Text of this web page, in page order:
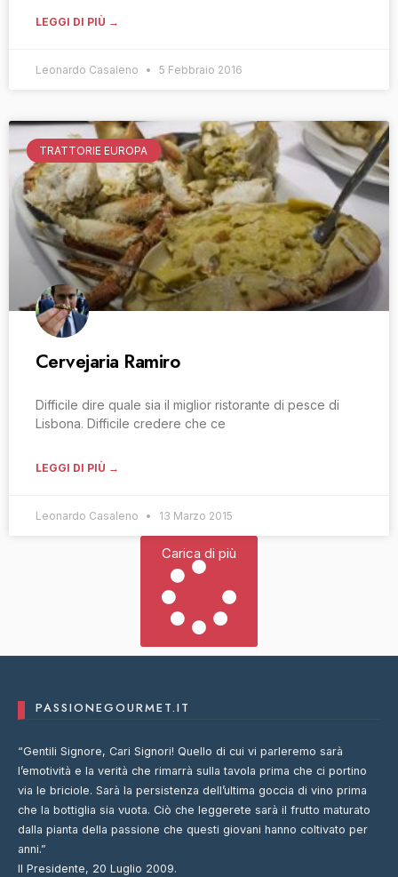
LEGGI DI PIÙ →
Leonardo Casaleno 5 Febbraio 2016
TRATTORIE EUROPA
Cervejaria Ramiro
Difficile dire quale sia il miglior ristorante di pesce di
Lisbona. Difficile credere che ce
LEGGI DI PIÙ →
Leonardo Casaleno 13 Marzo 2015
Carica di più
PASSIONEGOURMET.IT
“Gentili Signore, Cari Signori! Quello di cui vi parleremo sarà
l’emotività e la verità che rimarrà sulla tavola prima che ci portino
via le briciole. Sarà la persistenza dell’ultima goccia di vino prima
che la bottiglia sia vuota. Ciò che leggerete sarà il frutto maturato
dalla pianta della passione che questi giovani hanno coltivato per
anni.”
Il Presidente, 20 Luglio 2009.